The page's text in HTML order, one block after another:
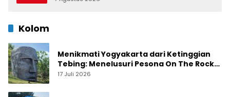
Kolom
Menikmati Yogyakarta dari Ketinggian
Tebing: Menelusuri Pesona On The Rock
Jogja yang Sedang Naik Daun
17 Juli 2026